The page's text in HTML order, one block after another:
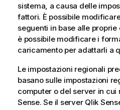
sistema, a causa delle
fattori. È possibile
seguenti in base alle
è possibile modificare i
caricamento per adattarli a
Le impostazioni regionali
basano sulle impostazioni
computer o del server in cui
Sense. Se il server Qlik